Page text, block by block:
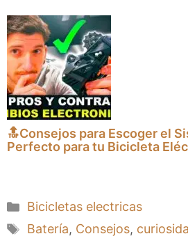
🔝Consejos para Escoger el
Perfecto para tu Bicicleta
Categorías
Bicicletas electricas
Etiquetas
Batería, Consejos,